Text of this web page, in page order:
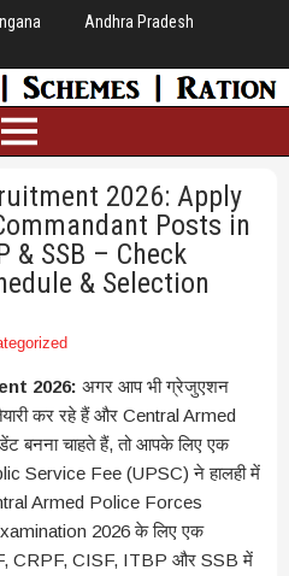
Andhra Pradesh
2026: Apply
Posts in
& SSB – Check
& Selection
2026: अगर आप भी ग्रेजुएशन
कर रहे हैं और Central Armed
बनना चाहते हैं, तो आपके लिए एक
Service Fee (UPSC) ने हालही में
Armed Police Forces
2026 के लिए एक
CRPF, CISF, ITBP और SSB में